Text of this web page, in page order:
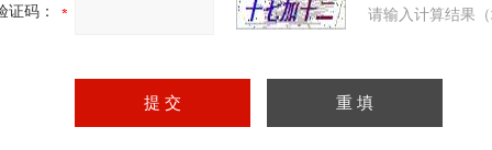
证码： 请输入计算结果